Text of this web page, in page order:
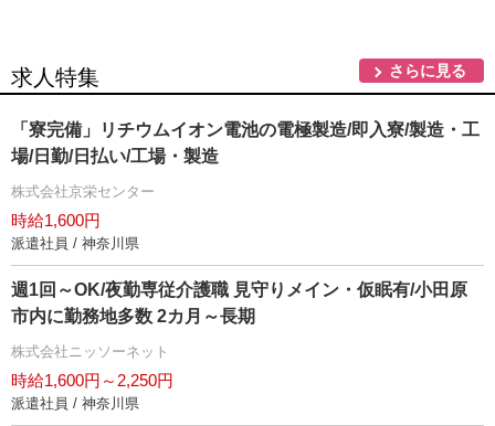
求人特集 さらに見る
「寮完備」リチウムイオン電池の電極製造/即入寮/製造・工
場/日勤/日払い/工場・製造
株式会社京栄センター
時給1,600円
派遣社員 / 神奈川県
週1回～OK/夜勤専従介護職 見守りメイン・仮眠有/小田原
市内に勤務地多数 2カ月～長期
株式会社ニッソーネット
時給1,600円～2,250円
派遣社員 / 神奈川県